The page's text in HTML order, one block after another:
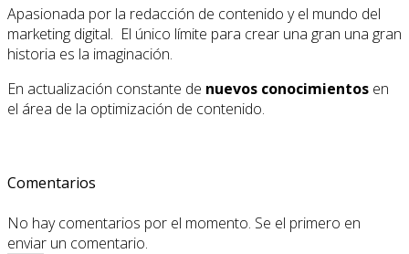
Apasionada por la redacción de contenido y el mundo del
marketing digital. El único límite para crear una gran una gran
historia es la imaginación.
En actualización constante de nuevos conocimientos en
el área de la optimización de contenido.
Comentarios
No hay comentarios por el momento. Se el primero en
enviar un comentario.